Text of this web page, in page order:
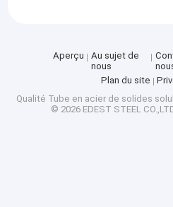
Aperçu
Au sujet de
nous
Plan du site
Qualité Tube en acier de solides
© 2026 EDEST STEEL